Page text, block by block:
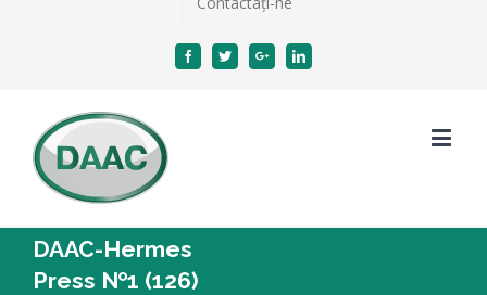
FacebookTwitterGoogle+Linkedin
DAAC-Hermes
Press №1 (126)